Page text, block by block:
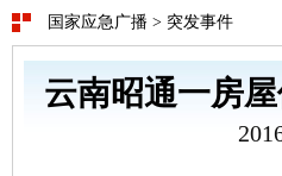
国家应急广播 > 突发事件
云南昭通一房